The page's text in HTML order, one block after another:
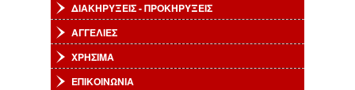
ΔΙΑΚΗΡΥΞΕΙΣ - ΠΡΟΚΗΡΥΞΕΙΣ
ΑΓΓΕΛΙΕΣ
ΧΡΗΣΙΜΑ
ΕΠΙΚΟΙΝΩΝΙΑ